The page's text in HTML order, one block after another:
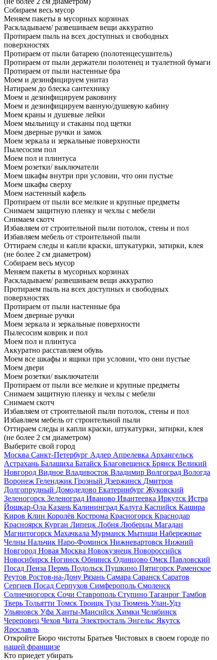
Собираем весь мусор
Меняем пакеты в мусорных корзинах
Раскладываем/ развешиваем вещи аккуратно
Протираем пыль на всех доступных и свободных
поверхностях
Протираем от пыли батарею (полотенцесушитель)
Протираем от пыли держатели полотенец и туалетной бумаги
Протираем от пыли настенные бра
Моем и дезинфицируем унитаз
Натираем до блеска сантехнику
Моем и дезинфицируем раковину
Моем и дезинфицируем ванную/душевую кабину
Моем краны и душевые лейки
Моем мыльницу и стаканы под щетки
Моем дверные ручки и замок
Моем зеркала и зеркальные поверхности
Пылесосим пол
Моем пол и плинтуса
Моем розетки/ выключатели
Моем шкафы внутри при условии, что они пустые
Моем шкафы сверху
Моем настенный кафель
Протираем от пыли все мелкие и крупные предметы
Снимаем защитную пленку и чехлы с мебели
Снимаем скотч
Избавляем от строительной пыли потолок, стены и пол
Избавляем мебель от строительной пыли
Оттираем следы и капли краски, штукатурки, затирки, клея
(не более 2 см диаметром)
Собираем весь мусор
Меняем пакеты в мусорных корзинах
Раскладываем/ развешиваем вещи аккуратно
Протираем пыль на всех доступных и свободных
поверхностях
Протираем от пыли настенные бра
Моем дверные ручки
Моем зеркала и зеркальные поверхности
Пылесосим коврик и пол
Моем пол и плинтуса
Аккуратно расставляем обувь
Моем все шкафы и ящики при условии, что они пустые
Моем двери
Моем розетки/ выключатели
Протираем от пыли все мелкие и крупные предметы
Снимаем защитную пленку и чехлы с мебели
Снимаем скотч
Избавляем от строительной пыли потолок, стены и пол
Избавляем мебель от строительной пыли
Оттираем следы и капли краски, штукатурки, затирки, клея
(не более 2 см диаметром)
Выберите свой город
Москва Санкт-Петербург Адлер Апрелевка Архангельск
Астрахань Балашиха Батайск Благовещенск Брянск Великий
Новгород Видное Владивосток Владимир Волгоград Вологда
Воронеж Геленджик Грозный Дзержинск Дмитров
Долгопрудный Домодедово Екатеринбург Жуковский
Зеленогорск Зеленоград Иваново Ивантеевка Иркутск Истра
Йошкар-Ола Казань Калининград Калуга Каспийск Кашира
Киров Клин Королёв Кострома Красногорск Краснодар
Красноярск Курган Липецк Лобня Люберцы Магадан
Магнитогорск Махачкала Мурманск Мытищи Набережные
Челны Нальчик Наро-Фоминск Нижневартовск Нижний
Новгород Новая Москва Новокузнецк Новороссийск
Новосибирск Ногинск Обнинск Одинцово Омск Павловский
Посад Пенза Пермь Подольск Пушкино Пятигорск Раменское
Реутов Ростов-на-Дону Рязань Самара Саранск Саратов
Сергиев Посад Серпухов Симферополь Смоленск
Солнечногорск Сочи Ставрополь Ступино Таганрог Тамбов
Тверь Тольятти Томск Троицк Тула Тюмень Улан-Удэ
Ульяновск Уфа Ханты-Мансийск Химки Челябинск
Череповец Чехов Чита Электросталь Энгельс Якутск
Ярославль
Откройте Бюро чистоты Братьев Чистовых в своем городе по
нашей франшизе
Кто приедет убирать